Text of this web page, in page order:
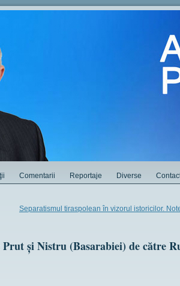
Comentarii Reportaje Diverse
Separatismul tiraspolean în vizorul istoricilor.
și Nistru (Basarabiei) de către